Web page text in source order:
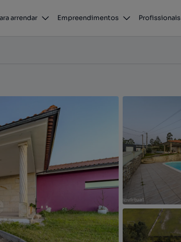
arrendar Empreendimentos Profissionais